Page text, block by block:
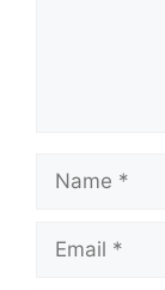
Name
Email